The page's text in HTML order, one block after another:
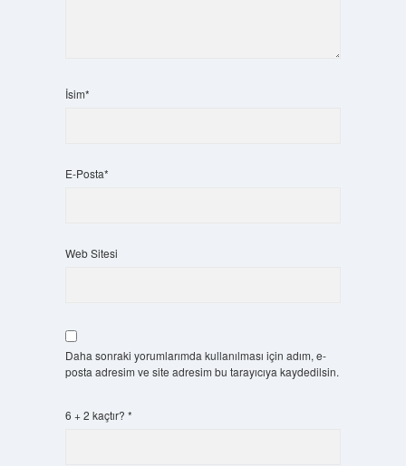
İsim*
E-Posta*
Web Sitesi
Daha sonraki yorumlarımda kullanılması için adım, e-
posta adresim ve site adresim bu tarayıcıya kaydedilsin.
6 + 2 kaçtır? *